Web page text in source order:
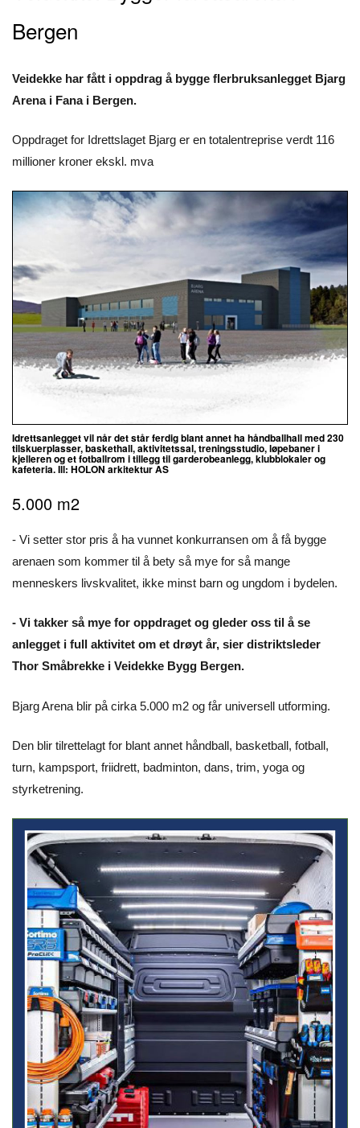
Bergen
Veidekke har fått i oppdrag å bygge flerbruksanlegget Bjarg
Arena i Fana i Bergen.
Oppdraget for Idrettslaget Bjarg er en totalentreprise verdt 116
millioner kroner ekskl. mva
Idrettsanlegget vil når det står ferdig blant annet ha håndballhall med 230
tilskuerplasser, baskethall, aktivitetssal, treningsstudio, løpebaner i
kjelleren og et fotballrom i tillegg til garderobeanlegg, klubblokaler og
kafeteria. Ill: HOLON arkitektur AS
5.000 m2
- Vi setter stor pris å ha vunnet konkurransen om å få bygge
arenaen som kommer til å bety så mye for så mange
menneskers livskvalitet, ikke minst barn og ungdom i bydelen.
- Vi takker så mye for oppdraget og gleder oss til å se
anlegget i full aktivitet om et drøyt år, sier distriktsleder
Thor Småbrekke i Veidekke Bygg Bergen.
Bjarg Arena blir på cirka 5.000 m2 og får universell utforming.
Den blir tilrettelagt for blant annet håndball, basketball, fotball,
turn, kampsport, friidrett, badminton, dans, trim, yoga og
styrketrening.